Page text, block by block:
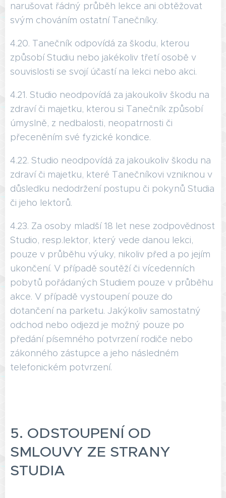
narušovat řádný průběh lekce ani obtěžovat
svým chováním ostatní Tanečníky.
4.20. Tanečník odpovídá za škodu, kterou
způsobí Studiu nebo jakékoliv třetí osobě v
souvislosti se svojí účastí na lekci nebo akci.
4.21. Studio neodpovídá za jakoukoliv škodu na
zdraví či majetku, kterou si Tanečník způsobí
úmyslně, z nedbalosti, neopatrnosti či
přeceněním své fyzické kondice.
4.22. Studio neodpovídá za jakoukoliv škodu na
zdraví či majetku, které Tanečníkovi vzniknou v
důsledku nedodržení postupu či pokynů Studia
či jeho lektorů.
4.23. Za osoby mladší 18 let nese zodpovědnost
Studio, resp.lektor, který vede danou lekci,
pouze v průběhu výuky, nikoliv před a po jejím
ukončení. V případě soutěží či vícedenních
pobytů pořádaných Studiem pouze v průběhu
akce. V případě vystoupení pouze do
dotančení na parketu. Jakýkoliv samostatný
odchod nebo odjezd je možný pouze po
předání písemného potvrzení rodiče nebo
zákonného zástupce a jeho následném
telefonickém potvrzení.
5. ODSTOUPENÍ OD
SMLOUVY ZE STRANY
STUDIA